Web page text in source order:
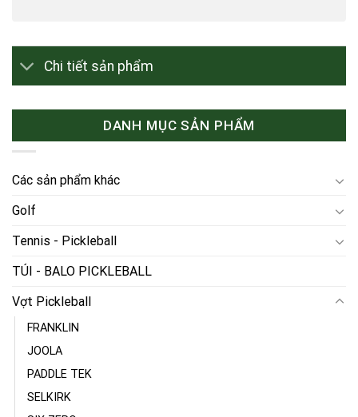
Chi tiết sản phẩm
DANH MỤC SẢN PHẨM
Các sản phẩm khác
Golf
Tennis - Pickleball
TÚI - BALO PICKLEBALL
Vợt Pickleball
FRANKLIN
JOOLA
PADDLE TEK
SELKIRK